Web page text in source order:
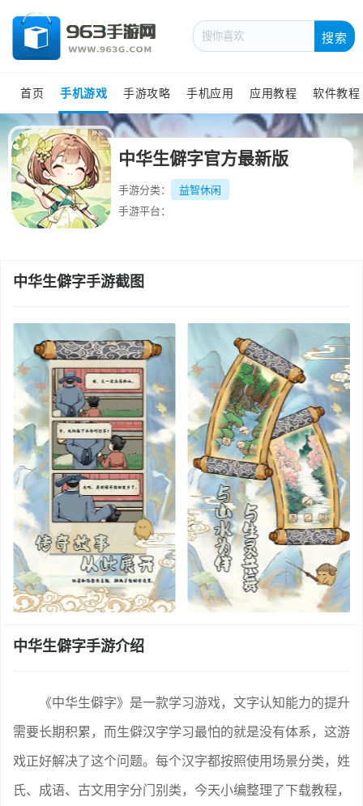
搜索
首页 手机游戏 手游攻略 手机应用 应用教程 软件教程
中华生僻字官方最新版
手游分类：
益智休闲
手游平台：
中华生僻字手游截图
中华生僻字手游介绍
《中华生僻字》是一款学习游戏，文字认知能力的提升
需要长期积累，而生僻汉字学习最怕的就是没有体系，这游
戏正好解决了这个问题。每个汉字都按照使用场景分类，姓
氏、成语、古文用字分门别类，今天小编整理了下载教程，